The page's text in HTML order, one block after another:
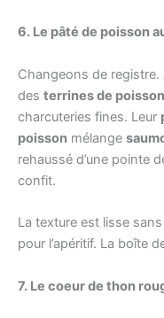
6. Le pâté de poisson
Changeons de
des terrines de poisson
charcuteries fines. Leur
poisson mélange
rehaussé d’une pointe
confit.
La texture est lisse
pour l’apéritif. La boîte
7. Le coeur de thon